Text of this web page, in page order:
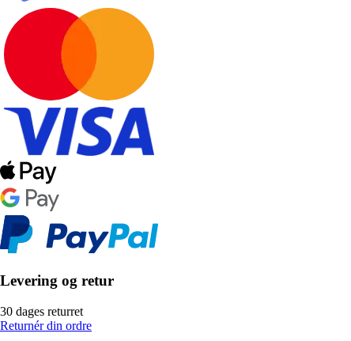
Levering og retur
30 dages returret
Returnér din ordre